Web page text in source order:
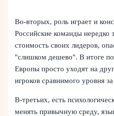
Во-вторых, роль играет и
Российские команды
стоимость своих лидеров,
"слишком дешево". В итоге
Европы просто уходят на
игроков сравнимого уровня
В-третьих, есть
менять привычную среду,